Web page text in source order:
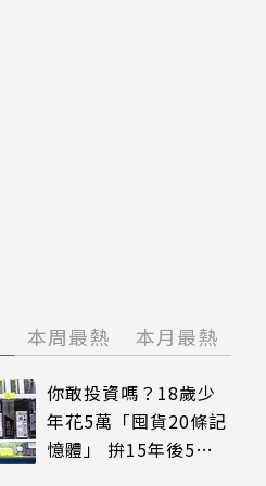
本周最熱 本月最熱
你敢投資嗎？18歲少
年花5萬「囤貨20條記
憶體」 拚15年後5倍